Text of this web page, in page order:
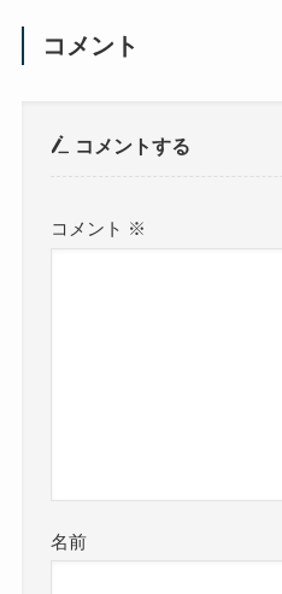
コメント
コメントする
コメント ※
名前